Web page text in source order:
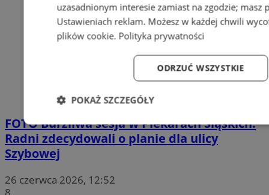
FOTOBurzliwa sesja w Piekarach Śląskich.
Radni zdecydowali o planie dla ulicy
Szybowej
26 czerwca 2026, 12:52
8
uzasadnionym interesie zamiast na zgodzie; masz
Ustawieniach reklam. Możesz w każdej chwili
plików cookie. Polityka prywatności
ODRZUĆ WSZYSTKIE
POKAŻ SZCZEGÓŁY
Niezbędne Wydajność Targetowanie